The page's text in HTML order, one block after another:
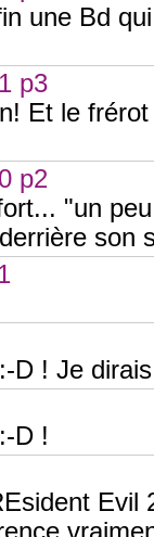
une Bd
p3
Et le
p2
"un
son
D ! Je
D !